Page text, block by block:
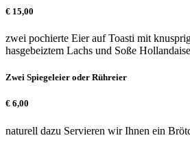
€ 15,00
zwei pochierte Eier auf Toasti mit
hasgebeiztem Lachs und Soße Hollandaise
Zwei Spiegeleier oder Rühreier
€ 6,00
naturell dazu Servieren wir Ihnen ein